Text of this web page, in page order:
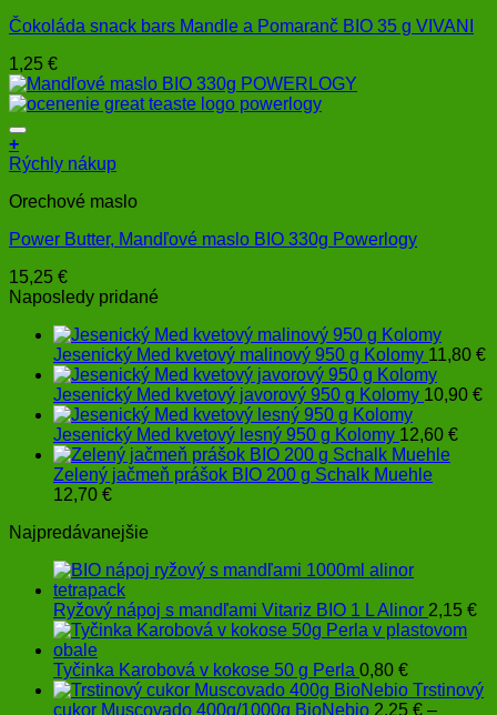
Čokoláda snack bars Mandle a Pomaranč BIO 35 g VIVANI
1,25 €
+
Rýchly nákup
Orechové maslo
Power Butter, Mandľové maslo BIO 330g Powerlogy
15,25 €
Naposledy pridané
Jesenický Med kvetový malinový 950 g Kolomy 11,80 €
Jesenický Med kvetový javorový 950 g Kolomy 10,90 €
Jesenický Med kvetový lesný 950 g Kolomy 12,60 €
Zelený jačmeň prášok BIO 200 g Schalk Muehle
12,70 €
Najpredávanejšie
Ryžový nápoj s mandľami Vitariz BIO 1 L Alinor 2,15 €
Tyčinka Karobová v kokose 50 g Perla 0,80 €
Trstinový
cukor Muscovado 400g/1000g BioNebio 2,25 € –